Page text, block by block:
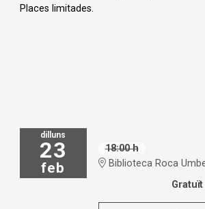
Places limitades.
dilluns
23
feb
18:00 h
Biblioteca Roca
Gratuït